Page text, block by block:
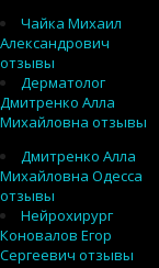
Чайка Михаил
Александрович
отзывы
Дерматолог
Дмитренко Алла
Михайловна отзывы
Дмитренко Алла
Михайловна Одесса
отзывы
Нейрохирург
Коновалов Егор
Сергеевич отзывы